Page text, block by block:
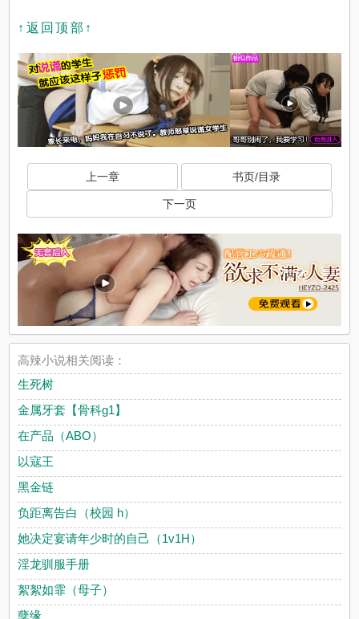
↑返回顶部↑
上一章 书页/目录
下一页
高辣小说相关阅读：
生死树
金属牙套【骨科g1】
在产品（ABO）
以寇王
黑金链
负距离告白（校园 h）
她决定宴请年少时的自己（1v1H）
淫龙驯服手册
絮絮如霏（母子）
孽缘